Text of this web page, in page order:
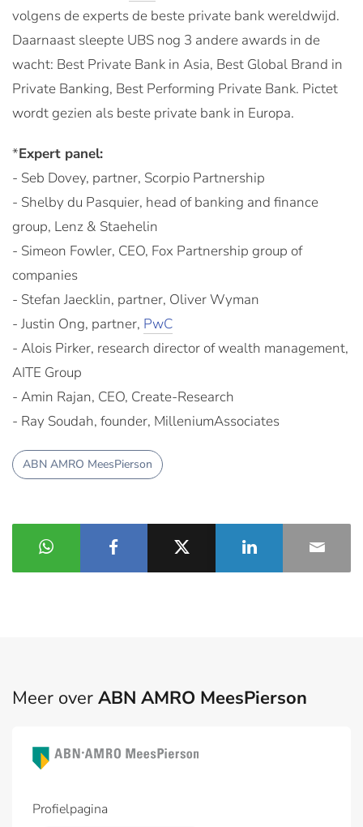
volgens de experts de beste private bank wereldwijd.
Daarnaast sleepte UBS nog 3 andere awards in de
wacht: Best Private Bank in Asia, Best Global Brand in
Private Banking, Best Performing Private Bank. Pictet
wordt gezien als beste private bank in Europa.
*Expert panel:
- Seb Dovey, partner, Scorpio Partnership
- Shelby du Pasquier, head of banking and finance
group, Lenz & Staehelin
- Simeon Fowler, CEO, Fox Partnership group of
companies
- Stefan Jaecklin, partner, Oliver Wyman
- Justin Ong, partner, PwC
- Alois Pirker, research director of wealth management,
AITE Group
- Amin Rajan, CEO, Create-Research
- Ray Soudah, founder, MilleniumAssociates
ABN AMRO MeesPierson
Meer over ABN AMRO MeesPierson
Profielpagina